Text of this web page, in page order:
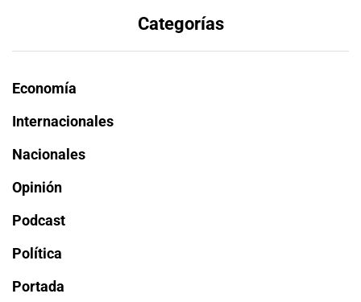
Categorías
Economía
Internacionales
Nacionales
Opinión
Podcast
Política
Portada